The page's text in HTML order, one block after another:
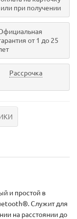
или при получении
от 1 до 25
Рассрочка
и простой в
Служит для
на расстоянии до